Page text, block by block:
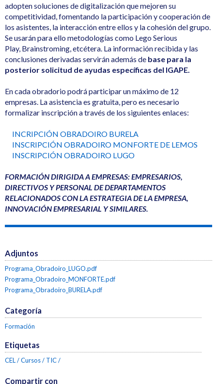
adopten soluciones de digitalización que mejoren su
competitividad, fomentando la participación y cooperación de
los asistentes, la interacción entre ellos y la cohesión del grupo.
Se usarán para ello metodologías como Lego Serious
Play, Brainstroming, etcétera. La información recibida y las
conclusiones derivadas servirán además de base para la
posterior solicitud de ayudas específicas del IGAPE.
En cada obradorio podrá participar un máximo de 12
empresas. La asistencia es gratuita, pero es necesario
formalizar inscripción a través de los siguientes enlaces:
INCRIPCIÓN OBRADOIRO BURELA
INSCRIPCIÓN OBRADOIRO MONFORTE DE LEMOS
INSCRIPCIÓN OBRADOIRO LUGO
FORMACIÓN DIRIGIDA A EMPRESAS: EMPRESARIOS,
DIRECTIVOS Y PERSONAL DE DEPARTAMENTOS
RELACIONADOS CON LA ESTRATEGIA DE LA EMPRESA,
INNOVACIÓN EMPRESARIAL Y SIMILARES.
Adjuntos
Programa_Obradoiro_LUGO.pdf
Programa_Obradoiro_MONFORTE.pdf
Programa_Obradoiro_BURELA.pdf
Categoría
Formación
Etiquetas
CEL Cursos TIC
Compartir con